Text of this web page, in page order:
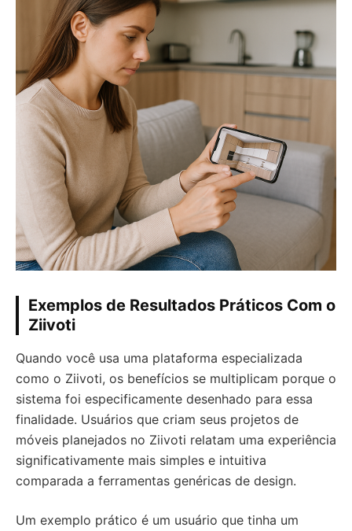
Exemplos de Resultados Práticos Com o
Ziivoti
Quando você usa uma plataforma especializada
como o Ziivoti, os benefícios se multiplicam porque o
sistema foi especificamente desenhado para essa
finalidade. Usuários que criam seus projetos de
móveis planejados no Ziivoti relatam uma experiência
significativamente mais simples e intuitiva
comparada a ferramentas genéricas de design.
Um exemplo prático é um usuário que tinha um